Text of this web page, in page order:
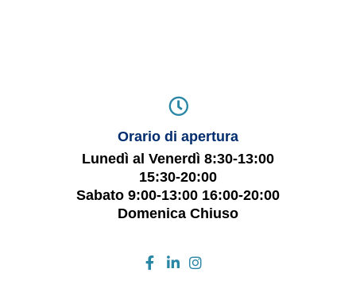
Orario di apertura
Lunedì al Venerdì 8:30-13:00
15:30-20:00
Sabato 9:00-13:00 16:00-20:00
Domenica Chiuso